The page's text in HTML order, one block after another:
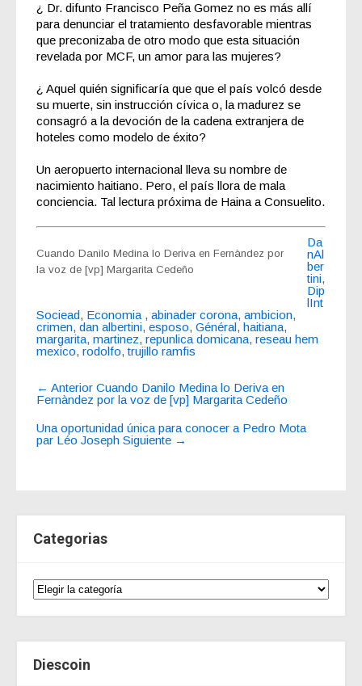
¿ Dr. difunto Francisco Peña Gomez no es más allí
para denunciar el tratamiento desfavorable mientras
que preconizaba de otro modo que esta situación
revelada por MCF, un amor para las mujeres?
¿ Aquel quién significaría que que el país volcó desde
su muerte, sin instrucción cívica o, la madurez se
consagró a la devoción de la cadena extranjera de
hoteles como modelo de éxito?
Un aeropuerto internacional lleva su nombre de
nacimiento haitiano. Pero, el país llora de mala
conciencia. Tal lectura próxima de Haina a Consuelito.
Cuando Danilo Medina lo Deriva en Fernàndez por
la voz de [vp] Margarita Cedeño
Da
nAl
ber
tini,
Dip
lInt
Sociead, Economia , abinader corona, ambicion,
crimen, dan albertini, esposo, Général, haitiana,
margarita, martinez, repunlica domicana, reseau hem
mexico, rodolfo,trujillo ramfis
de
entrada
← Anterior Cuando Danilo Medina lo Deriva en
Fernàndez por la voz de [vp] Margarita Cedeño
Una oportunidad única para conocer a Pedro Mota
par Léo Joseph Siguiente →
Categorias
Diescoin